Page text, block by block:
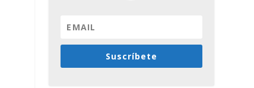
Suscríbete